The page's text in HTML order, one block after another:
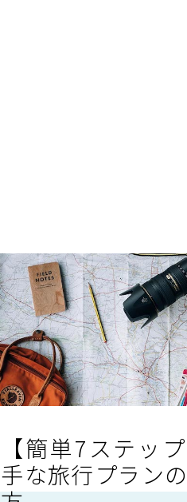
【簡単7ステッ
手な旅行プラン